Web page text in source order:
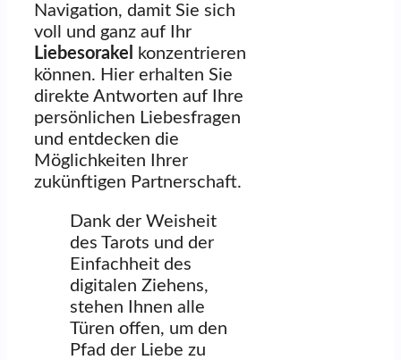
Navigation, damit Sie sich
voll und ganz auf Ihr
Liebesorakel
konzentrieren
können. Hier erhalten Sie
direkte Antworten auf Ihre
persönlichen Liebesfragen
und entdecken die
Möglichkeiten Ihrer
zukünftigen Partnerschaft.
Dank der Weisheit
des Tarots und der
Einfachheit des
digitalen Ziehens,
stehen Ihnen alle
Türen offen, um den
Pfad der Liebe zu